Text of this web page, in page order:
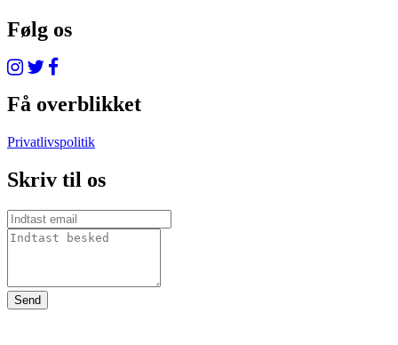
Følg os
Få overblikket
Privatlivspolitik
Skriv til os